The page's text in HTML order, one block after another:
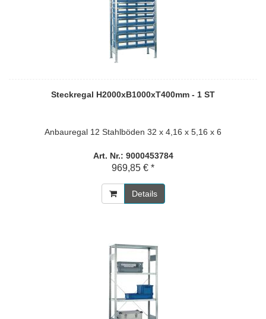
Steckregal H2000xB1000xT400mm - 1 ST
Anbauregal 12 Stahlböden 32 x 4,16 x 5,16 x 6
Art. Nr.: 9000453784
969,85 € *
Details